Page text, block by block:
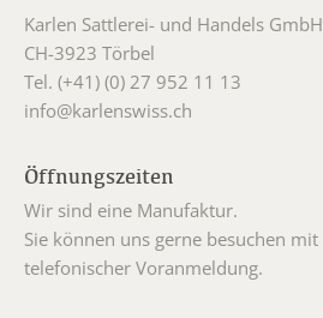
Karlen Sattlerei- und Handels GmbH
CH-3923 Törbel
Tel. (+41) (0) 27 952 11 13
info@karlenswiss.ch
Öffnungszeiten
Wir sind eine Manufaktur.
Sie können uns gerne besuchen mit
telefonischer Voranmeldung.